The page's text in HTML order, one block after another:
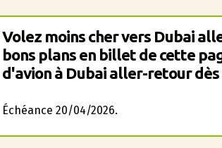
Volez moins cher vers Dubai
bons plans en billet de cette
d'avion à Dubai aller-retour dès
Échéance 20/04/2026.